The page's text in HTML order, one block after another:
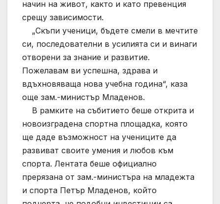
начин на живот, както и като превенция
срещу зависимости.
„Скъпи ученици, бъдете смели в мечтите
си, последователни в усилията си и винаги
отворени за знание и развитие.
Пожелавам ви успешна, здрава и
вдъхновяваща нова учебна година“, каза
още зам.-министър Младенов.
В рамките на събитието беше открита и
новоизградена спортна площадка, която
ще даде възможност на учениците да
развиват своите умения и любов към
спорта. Лентата беше официално
прерязана от зам.-министъра на младежта
и спорта Петър Младенов, който